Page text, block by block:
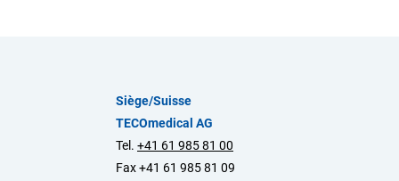
Siège/Suisse
TECOmedical AG
Tel. +41 61 985 81 00
Fax +41 61 985 81 09